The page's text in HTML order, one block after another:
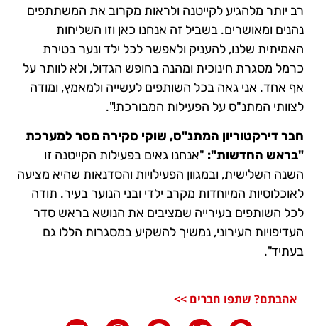
רב יותר מלהגיע לקייטנה ולראות מקרוב את המשתתפים
נהנים ומאושרים. בשביל זה אנחנו כאן וזו השליחות
האמיתית שלנו, להעניק ולאפשר לכל ילד ונער בטירת
כרמל מסגרת חינוכית ומהנה בחופש הגדול, ולא לוותר על
אף אחד. אני גאה בכל השותפים לעשייה ולמאמץ, ומודה
לצוותי המתנ"ס על הפעילות המבורכת!".
חבר דירקטוריון המתנ"ס, שוקי סקירה מסר למערכת
"בראש החדשות": "אנחנו גאים בפעילות הקייטנה זו
השנה השלישית, ובמגוון הפעילויות והסדנאות שהיא מציעה
לאוכלוסיות המיוחדות מקרב ילדי ובני הנוער בעיר. תודה
לכל השותפים בעירייה שמציבים את הנושא בראש סדר
העדיפויות העירוני, נמשיך להשקיע במסגרות הללו גם
בעתיד".
אהבתם? שתפו חברים >>